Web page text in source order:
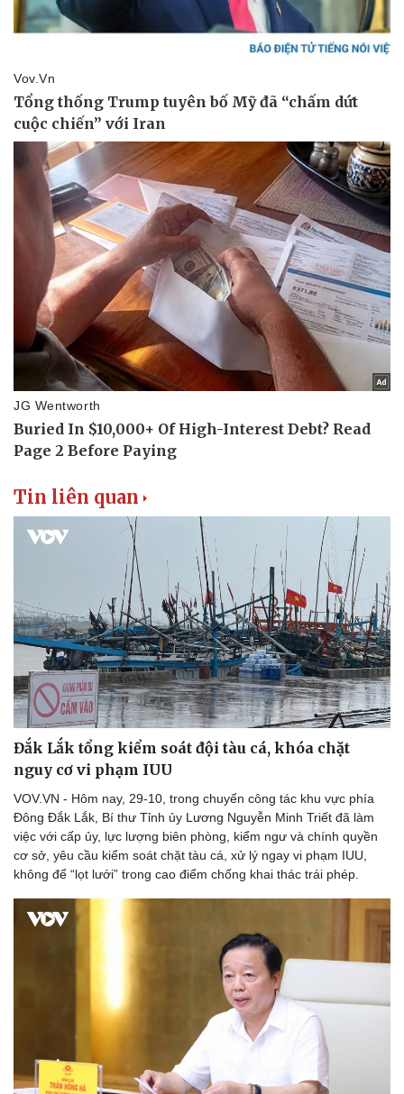
Doanh nghiệp
Thông tin doanh nghiệp
Doanh nghiệp 24h
Doanh nhân
Vì cộng đồng
Sành điệu
Trải nghiệm
Chuyển đổi số
Tin liên quan
Đắk Lắk tổng kiểm soát đội tàu cá, khóa chặt
nguy cơ vi phạm IUU
VOV.VN - Hôm nay, 29-10, trong chuyến công tác khu vực phía
Đông Đắk Lắk, Bí thư Tỉnh ủy Lương Nguyễn Minh Triết đã làm
việc với cấp ủy, lực lượng biên phòng, kiểm ngư và chính quyền
cơ sở, yêu cầu kiểm soát chặt tàu cá, xử lý ngay vi phạm IUU,
không để “lọt lưới” trong cao điểm chống khai thác trái phép.